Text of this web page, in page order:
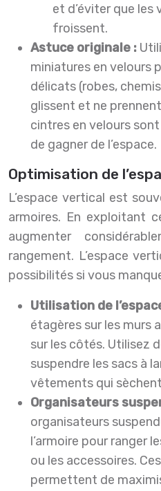
et d’éviter que les
froissent.
Astuce originale :
miniatures en velours
délicats (robes,
glissent et ne
cintres en velours
de gagner de l’espace.
Optimisation de
L’espace vertical est
armoires. En exploitant
augmenter
rangement. L’espace
possibilités si vous
Utilisation de
étagères sur les murs
sur les côtés. Utilisez
suspendre les sacs à
vêtements qui
Organisateurs
organisateurs
l’armoire pour ranger
ou les accessoires.
permettent de